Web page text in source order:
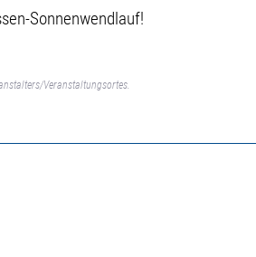
Sonnenwendlauf!
Veranstaltungsortes.